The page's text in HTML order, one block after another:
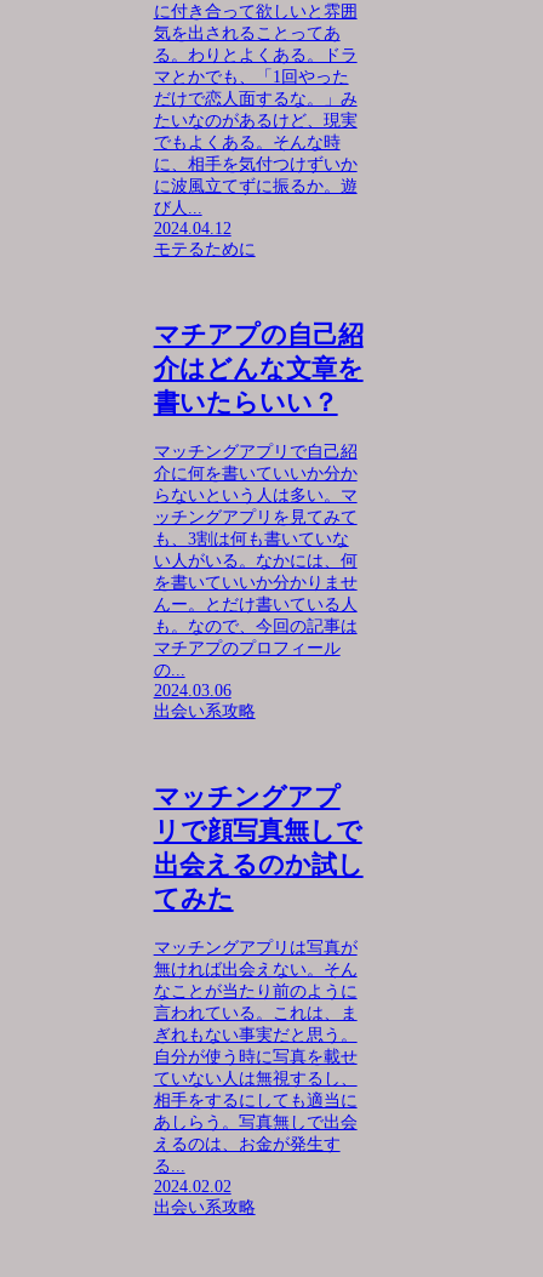
に付き合って欲しいと雰囲
気を出されることってあ
る。わりとよくある。ドラ
マとかでも、「1回やった
だけで恋人面するな。」み
たいなのがあるけど、現実
でもよくある。そんな時
に、相手を気付つけずいか
に波風立てずに振るか。遊
び人...
2024.04.12
モテるために
マチアプの自己紹
介はどんな文章を
書いたらいい？
マッチングアプリで自己紹
介に何を書いていいか分か
らないという人は多い。マ
ッチングアプリを見てみて
も、3割は何も書いていな
い人がいる。なかには、何
を書いていいか分かりませ
んー。とだけ書いている人
も。なので、今回の記事は
マチアプのプロフィール
の...
2024.03.06
出会い系攻略
マッチングアプ
リで顔写真無しで
出会えるのか試し
てみた
マッチングアプリは写真が
無ければ出会えない。そん
なことが当たり前のように
言われている。これは、ま
ぎれもない事実だと思う。
自分が使う時に写真を載せ
ていない人は無視するし、
相手をするにしても適当に
あしらう。写真無しで出会
えるのは、お金が発生す
る...
2024.02.02
出会い系攻略